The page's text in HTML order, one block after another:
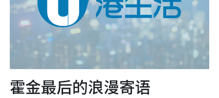
霍金最后的浪漫寄语